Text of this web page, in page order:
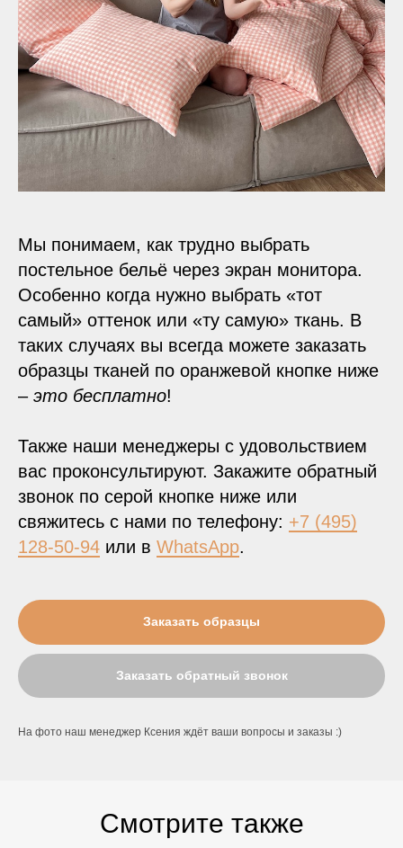
Мы понимаем, как трудно выбрать
постельное бельё через экран монитора.
Особенно когда нужно выбрать «тот
самый» оттенок или «ту самую» ткань. В
таких случаях вы всегда можете заказать
образцы тканей по оранжевой кнопке ниже
– это бесплатно!
Также наши менеджеры с удовольствием
вас проконсультируют. Закажите обратный
звонок по серой кнопке ниже или
свяжитесь с нами по телефону: +7 (495)
128-50-94 или в WhatsApp.
Заказать образцы
Заказать обратный звонок
На фото наш менеджер Ксения ждёт ваши вопросы и заказы :)
Смотрите также